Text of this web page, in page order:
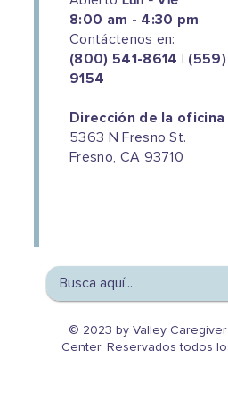
¿Es usted elegible para
Medicare si se jubila
anticipadamente?
8:00 am - 4:30 pm
Contáctenos en:
(800) 541-8614 |
9154
Dirección de la oficina
5363 N Fresno St.
Fresno, CA 93710
© 2023 by Valley
Center. Reservados todos